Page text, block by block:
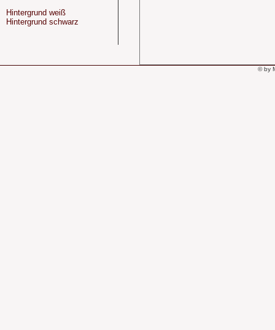
Hintergrund weiß
Hintergrund schwarz
© by